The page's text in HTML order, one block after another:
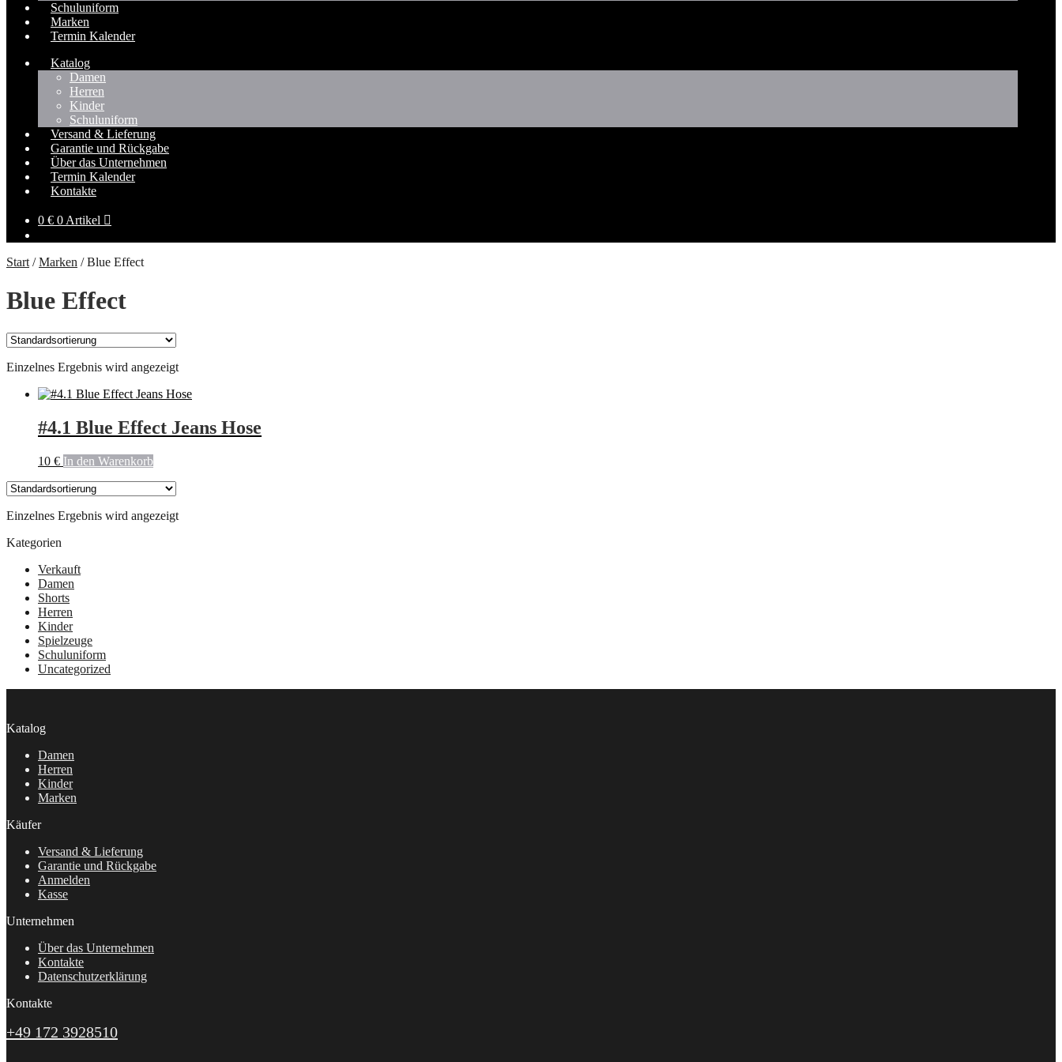
Schuluniform
Marken
Termin Kalender
Katalog
Damen
Herren
Kinder
Schuluniform
Versand & Lieferung
Garantie und Rückgabe
Über das Unternehmen
Termin Kalender
Kontakte
0 € 0 Artikel
Start /Marken /Blue Effect
Blue Effect
Einzelnes Ergebnis wird angezeigt
#4.1 Blue Effect Jeans Hose
10 € In den Warenkorb
Einzelnes Ergebnis wird angezeigt
Kategorien
Verkauft
Damen
Shorts
Herren
Kinder
Spielzeuge
Schuluniform
Uncategorized
Katalog
Damen
Herren
Kinder
Marken
Käufer
Versand & Lieferung
Garantie und Rückgabe
Anmelden
Kasse
Unternehmen
Über das Unternehmen
Kontakte
Datenschutzerklärung
Kontakte
+49 172 3928510